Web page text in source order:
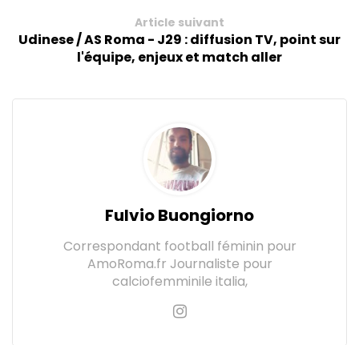
Article suivant
Udinese / AS Roma - J29 : diffusion TV, point sur
l'équipe, enjeux et match aller
Fulvio Buongiorno
Correspondant football féminin pour
AmoRoma.fr Journaliste pour
calciofemminile italia,